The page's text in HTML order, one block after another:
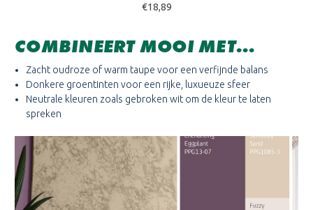
€18,89
COMBINEERT MOOI MET...
Zacht oudroze of warm taupe voor een verfijnde balans
Donkere groentinten voor een rijke, luxueuze sfeer
Neutrale kleuren zoals gebroken wit om de kleur te laten
spreken